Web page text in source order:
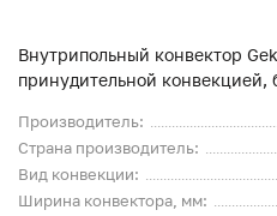
Внутрипольный конвектор
принудительной конвекцией,
Производитель:
Страна производитель:
Вид конвекции:
Ширина конвектора, мм: